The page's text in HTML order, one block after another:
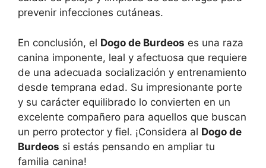
prevenir infecciones cutáneas.
En conclusión, el Dogo de Burdeos es una raza
canina imponente, leal y afectuosa que requiere
de una adecuada socialización y entrenamiento
desde temprana edad. Su impresionante porte
y su carácter equilibrado lo convierten en un
excelente compañero para aquellos que buscan
un perro protector y fiel. ¡Considera al Dogo de
Burdeos si estás pensando en ampliar tu
familia canina!